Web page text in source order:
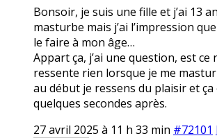
Bonsoir, je suis une fille et j’ai 13
masturbe mais j’ai l’impression
le faire à mon âge…
Appart ça, j’ai une question, est ce
ressente rien lorsque je me
au début je ressens du plaisir et
quelques secondes après.
27 avril 2025 à 11 h 33 min #72101